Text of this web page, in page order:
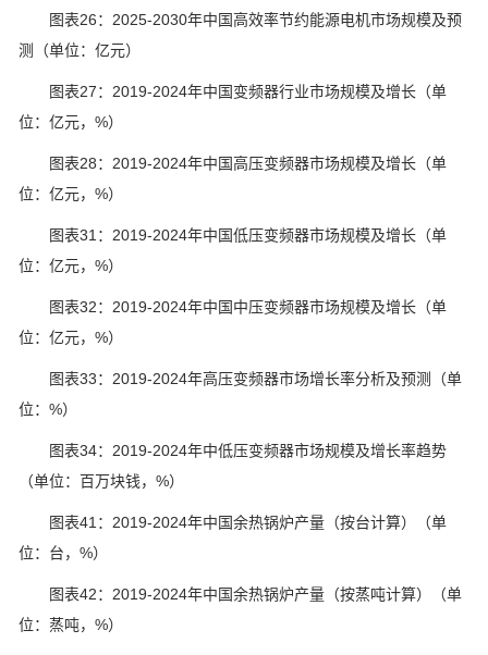
图表26：2025-2030年中国高效率节约能源电机市场规模及预
测（单位：亿元）
图表27：2019-2024年中国变频器行业市场规模及增长（单
位：亿元，%）
图表28：2019-2024年中国高压变频器市场规模及增长（单
位：亿元，%）
图表31：2019-2024年中国低压变频器市场规模及增长（单
位：亿元，%）
图表32：2019-2024年中国中压变频器市场规模及增长（单
位：亿元，%）
图表33：2019-2024年高压变频器市场增长率分析及预测（单
位：%）
图表34：2019-2024年中低压变频器市场规模及增长率趋势
（单位：百万块钱，%）
图表41：2019-2024年中国余热锅炉产量（按台计算）（单
位：台，%）
图表42：2019-2024年中国余热锅炉产量（按蒸吨计算）（单
位：蒸吨，%）